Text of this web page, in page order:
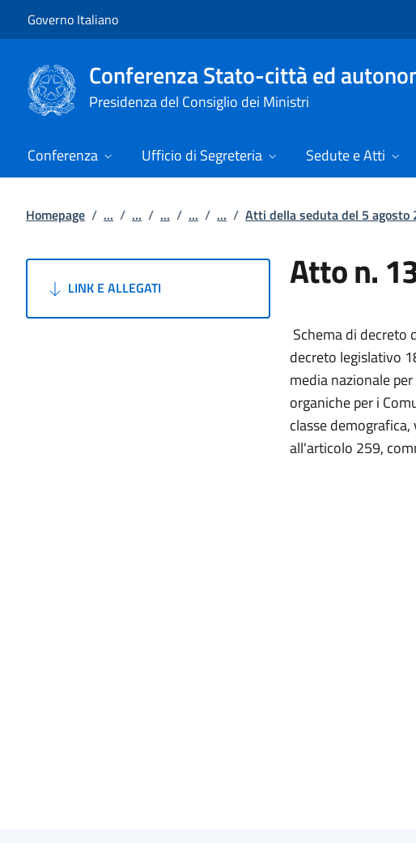
Governo Italiano
Conferenza Stato-città ed
Presidenza del Consiglio dei Ministri
Conferenza Ufficio di Segreteria Sedute e Atti
Homepage / ... / ... / ... / ... / ... / Atti della seduta del 5 agosto
LINK E ALLEGATI Atto n.
Schema di decreto
decreto legislativo
media nazionale
organiche per i
classe
all'articolo 259,